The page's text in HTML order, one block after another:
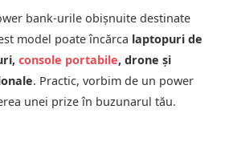
bank-urile obișnuite destinate
model poate încărca laptopuri de
console portabile, drone și
. Practic, vorbim de un power
unei prize în buzunarul tău.